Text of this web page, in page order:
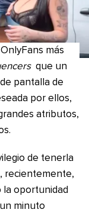
más
que un
pantalla de
por ellos,
atributos,
de tenerla
recientemente,
oportunidad
minuto